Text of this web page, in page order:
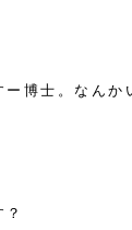
ー博士。なん